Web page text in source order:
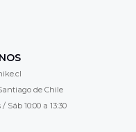
de Chile
Sáb 10:00 a 13:30